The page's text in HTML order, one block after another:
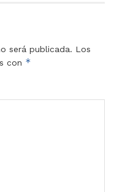
será publicada. Los
con *